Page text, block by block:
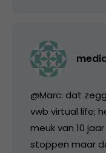
@Marc: dat
vwb virtual life;
meuk van 10
stoppen maar